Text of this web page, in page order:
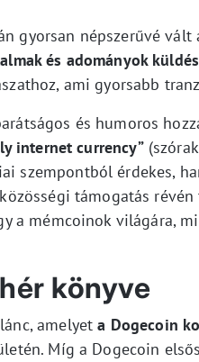
gyorsan népszerűvé
és adományok
ami gyorsabb
és humoros
internet currency”
szempontból érdekes,
támogatás
a mémcoinok világára,
könyve
amelyeta Dogecoin
Míg a Dogecoin